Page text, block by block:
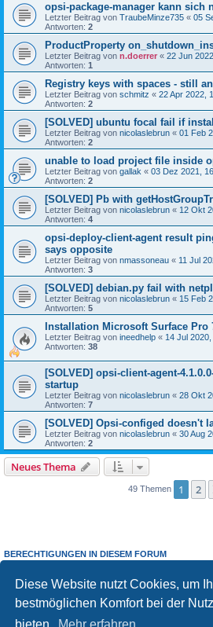
Diese Website nutzt Cookies, um
bestmöglichen Komfort bei der
opsi-package-manager kann sich
Letzter Beitrag von TraubeMinze735 « 05
Antworten: 2
ProductProperty
Letzter Beitrag von n.doerrer « 22 Jun
Antworten: 1
Registry keys with spaces - still
Letzter Beitrag von schmitz « 22 Apr 2022,
Antworten: 2
[SOLVED] ubuntu focal fail if
Letzter Beitrag von nicolaslebrun « 01 Feb
Antworten: 2
unable to load project file inside
Letzter Beitrag von gallak « 03 Dez 2021,
Antworten: 2
[SOLVED] Pb with
Letzter Beitrag von nicolaslebrun « 12 Okt
Antworten: 4
opsi-deploy-client-agent result
says opposite
Letzter Beitrag von nmassoneau « 11 Jul
Antworten: 3
[SOLVED] debian.py fail with
Letzter Beitrag von nicolaslebrun « 15 Feb
Antworten: 5
Installation Microsoft Surface Pro
Letzter Beitrag von ineedhelp « 14 Jul 2020,
Antworten: 38
[SOLVED] opsi-client-agent-
startup
Letzter Beitrag von nicolaslebrun « 28 Okt
Antworten: 7
[SOLVED] Opsi-configed doesn't
Letzter Beitrag von nicolaslebrun « 30 Aug
Antworten: 2
Neues Thema
49 Themen 1 2
BERECHTIGUNGEN IN DIESEM FORUM
Sie dürfenkeineAntworten zu Themen in diesem
Sie dürfen Ihre Beiträge in diesem Forumnicht
Sie dürfen Ihre Beiträge in diesem Forumnicht
keine